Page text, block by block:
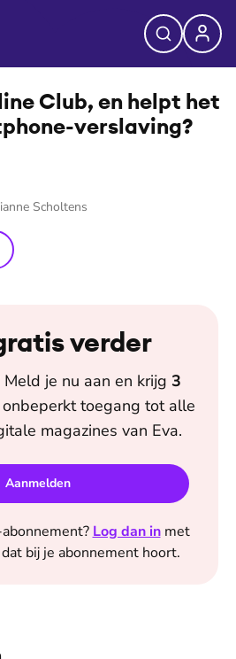
©Shutterstock
Club, en helpt het
verslaving?
Scholtens
verder
Meld je nu aan en krijg 3
onbeperkt toegang tot alle
magazines van Eva.
Aanmelden
Log dan in met
bij je abonnement hoort.